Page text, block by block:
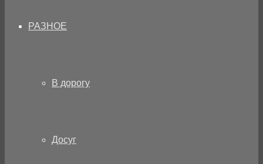
РАЗНОЕ
В дорогу
Досуг